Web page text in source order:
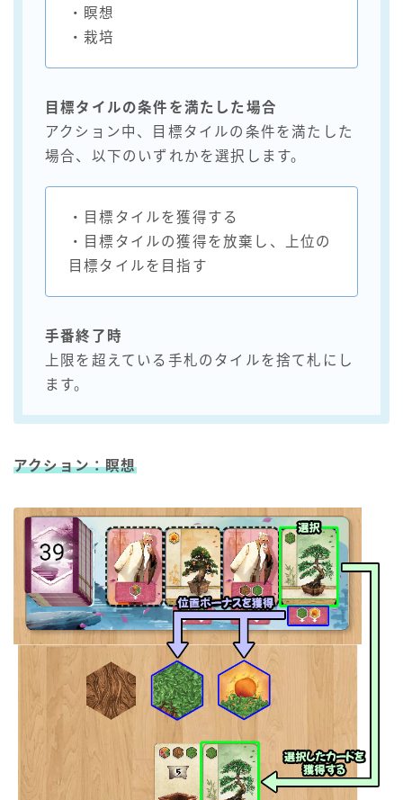
・瞑想
・栽培
目標タイルの条件を満たした場合
アクション中、目標タイルの条件を満たした
場合、以下のいずれかを選択します。
・目標タイルを獲得する
・目標タイルの獲得を放棄し、上位の
目標タイルを目指す
手番終了時
上限を超えている手札のタイルを捨て札にし
ます。
アクション：瞑想